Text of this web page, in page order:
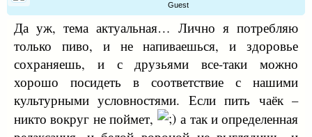
Guest
Да уж, тема актуальная… Лично я потребляю
только пиво, и не напиваешься, и здоровье
сохраняешь, и с друзьями все-таки можно
хорошо посидеть в соответствие с нашими
культурными условностями. Если пить чаёк –
никто вокруг не поймет,
а так и определенная